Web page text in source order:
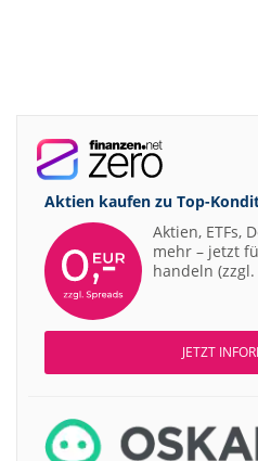
Aktien kaufen zu Top-
Aktien, ETFs,
mehr – jetzt
handeln
JETZT